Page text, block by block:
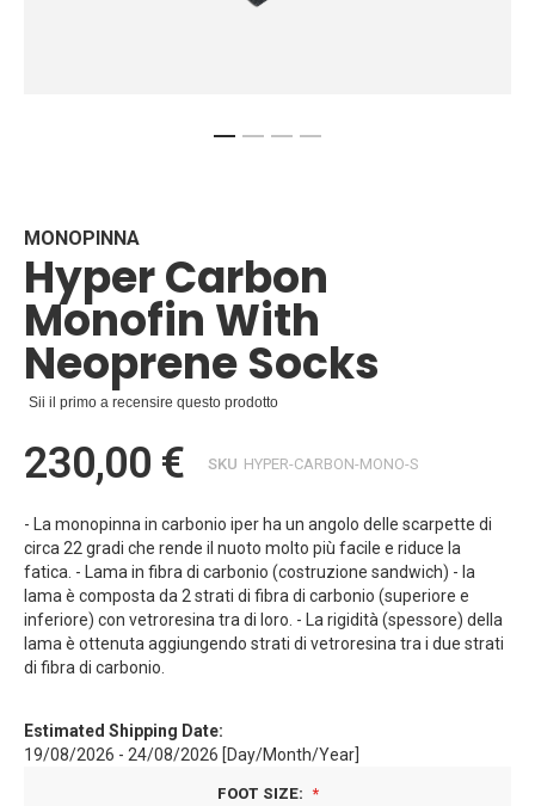
galleria
di
immagini
MONOPINNA
Hyper Carbon
Monofin With
Neoprene Socks
Sii il primo a recensire questo prodotto
230,00 € SKU HYPER-CARBON-MONO-S
- La monopinna in carbonio iper ha un angolo delle scarpette di
circa 22 gradi che rende il nuoto molto più facile e riduce la
fatica. - Lama in fibra di carbonio (costruzione sandwich) - la
lama è composta da 2 strati di fibra di carbonio (superiore e
inferiore) con vetroresina tra di loro. - La rigidità (spessore) della
lama è ottenuta aggiungendo strati di vetroresina tra i due strati
di fibra di carbonio.
Estimated Shipping Date:
19/08/2026 - 24/08/2026 [Day/Month/Year]
FOOT SIZE: